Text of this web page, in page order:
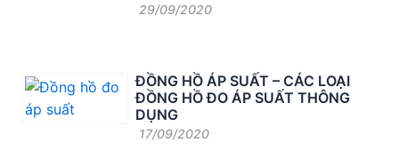
29/09/2020
ĐỒNG HỒ ÁP SUẤT – CÁC LOẠI
ĐỒNG HỒ ĐO ÁP SUẤT THÔNG
DỤNG
17/09/2020